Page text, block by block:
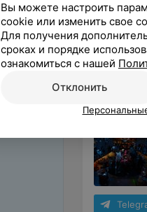
Вы можете настроить
cookie или изменить свое
Для получения
сроках и порядке
ознакомиться с нашей
Отклонить